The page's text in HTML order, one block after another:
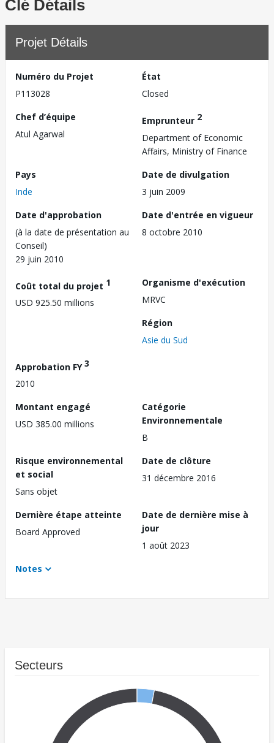
Clé Détails
Projet Détails
Numéro du Projet
P113028
État
Closed
Chef d’équipe
Atul Agarwal
Emprunteur 2
Department of Economic
Affairs, Ministry of Finance
Pays
Inde
Date de divulgation
3 juin 2009
Date d'approbation
(à la date de présentation au
Conseil)
29 juin 2010
Date d'entrée en vigueur
8 octobre 2010
Coût total du projet 1
USD 925.50 millions
Organisme d'exécution
MRVC
Région
Asie du Sud
Approbation FY3
2010
Montant engagé
USD 385.00 millions
Catégorie
Environnementale
B
Risque environnemental
et social
Sans objet
Date de clôture
31 décembre 2016
Dernière étape atteinte
Board Approved
Date de dernière mise à
jour
1 août 2023
Notes
Secteurs